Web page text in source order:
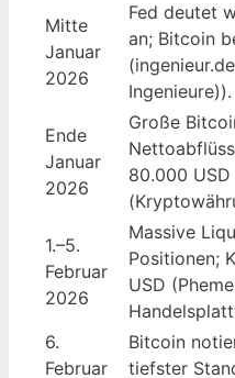
Mitte
Januar
2026
Fed deutet
an; Bitcoin
Ingenieure)).
Ende
Januar
2026
Große
80.000
1.–5.
Februar
2026
Massive
Positionen;
USD
6.
Februar
Bitcoin
tiefster